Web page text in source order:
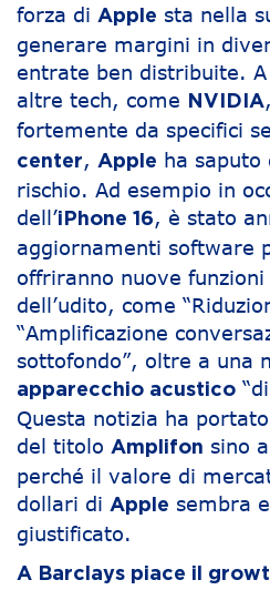
forza di Apple sta nella
generare margini in
entrate ben distribuite.
altre tech, come
NVIDIA
fortemente da specifici
center, Apple ha saputo
rischio. Ad esempio in
dell’iPhone 16, è stato
aggiornamenti software
offriranno nuove
dell’udito, come
“Amplificazione
sottofondo”, oltre a una
apparecchio acustico
Questa notizia ha
del titolo Amplifon sino
perché il valore di
dollari di Apple sembra
giustificato.
A Barclays piace il